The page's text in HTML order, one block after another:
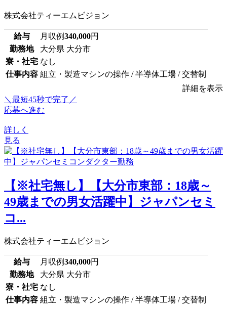
株式会社ティーエムビジョン
給与 月収例340,000円
勤務地
大分県 大分市
寮・社宅 なし
仕事内容 組立・製造マシンの操作 / 半導体工場 / 交替制
詳細を表示
＼最短45秒で完了／
応募へ進む
詳しく
見る
【※社宅無し】【大分市東部：18歳～
49歳までの男女活躍中】ジャパンセミ
コ...
株式会社ティーエムビジョン
給与 月収例340,000円
勤務地
大分県 大分市
寮・社宅 なし
仕事内容 組立・製造マシンの操作 / 半導体工場 / 交替制